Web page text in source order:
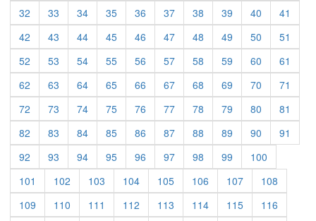
32 33 34 35 36 37 38 39 40
41
42
43 44 45 46 47 48 49 50
51
52
53 54 55 56 57 58 59 60
61
62
63 64 65 66 67 68 69 70
71
72
73 74 75 76 77 78 79 80
81
82
83 84 85 86 87 88 89 90
91
92
93 94 95 96 97 98 99
100
101
102 103 104 105 106 107
108
109
110 111 112 113 114 115
116